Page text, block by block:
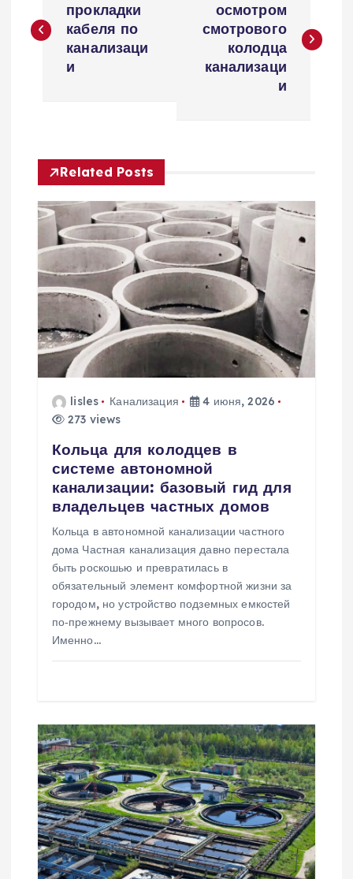
а
в
а
ц
и
я
п
о
прокладки
кабеля по
канализаци
и
осмотром
смотрового
колодца
канализаци
и
Related Posts
lisles Канализация
4 июня, 2026
273 views
Кольца для колодцев в
системе автономной
канализации: базовый гид для
владельцев частных домов
Кольца в автономной канализации частного
дома Частная канализация давно перестала
быть роскошью и превратилась в
обязательный элемент комфортной жизни за
городом, но устройство подземных емкостей
по‑прежнему вызывает много вопросов.
Именно…